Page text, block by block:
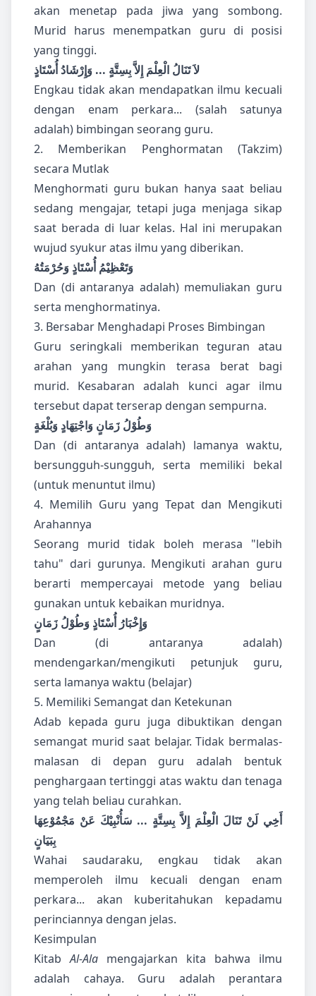
akan menetap pada jiwa yang sombong.
Murid harus menempatkan guru di posisi
yang tinggi.
لاَ تَنَالُ الْعِلْمَ إِلاَّ بِسِتَّةٍ ... وَإِرْشَادُ أُسْتَاذٍ
Engkau tidak akan mendapatkan ilmu kecuali
dengan enam perkara... (salah satunya
adalah) bimbingan seorang guru.
2. Memberikan Penghormatan (Takzim)
secara Mutlak
Menghormati guru bukan hanya saat beliau
sedang mengajar, tetapi juga menjaga sikap
saat berada di luar kelas. Hal ini merupakan
wujud syukur atas ilmu yang diberikan.
وَتَعْظِيْمُ أُسْتَاذٍ وَحُرْمَتُهُ
Dan (di antaranya adalah) memuliakan guru
serta menghormatinya.
3. Bersabar Menghadapi Proses Bimbingan
Guru seringkali memberikan teguran atau
arahan yang mungkin terasa berat bagi
murid. Kesabaran adalah kunci agar ilmu
tersebut dapat terserap dengan sempurna.
وَطُوْلُ زَمَانٍ وَاجْتِهَادٍ وَبُلْغَةٍ
Dan (di antaranya adalah) lamanya waktu,
bersungguh-sungguh, serta memiliki bekal
(untuk menuntut ilmu)
4. Memilih Guru yang Tepat dan Mengikuti
Arahannya
Seorang murid tidak boleh merasa "lebih
tahu" dari gurunya. Mengikuti arahan guru
berarti mempercayai metode yang beliau
gunakan untuk kebaikan muridnya.
وَإِخْبَارُ أُسْتَاذٍ وَطُوْلُ زَمَانٍ
Dan (di antaranya adalah)
mendengarkan/mengikuti petunjuk guru,
serta lamanya waktu (belajar)
5. Memiliki Semangat dan Ketekunan
Adab kepada guru juga dibuktikan dengan
semangat murid saat belajar. Tidak bermalas-
malasan di depan guru adalah bentuk
penghargaan tertinggi atas waktu dan tenaga
yang telah beliau curahkan.
أَخِي لَنْ تَنَالَ الْعِلْمَ إِلاَّ بِسِتَّةٍ ... سَأُنْبِيْكَ عَنْ مَجْمُوْعِهَا
بِبَيَانٍ
Wahai saudaraku, engkau tidak akan
memperoleh ilmu kecuali dengan enam
perkara... akan kuberitahukan kepadamu
perinciannya dengan jelas.
Kesimpulan
KitabAl-Ala mengajarkan kita bahwa ilmu
adalah cahaya. Guru adalah perantara